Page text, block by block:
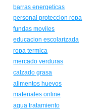
barras energeticas
personal proteccion ropa
fundas moviles
educacion escolarizada
ropa termica
mercado verduras
calzado grasa
alimentos huevos
materiales online
agua tratamiento